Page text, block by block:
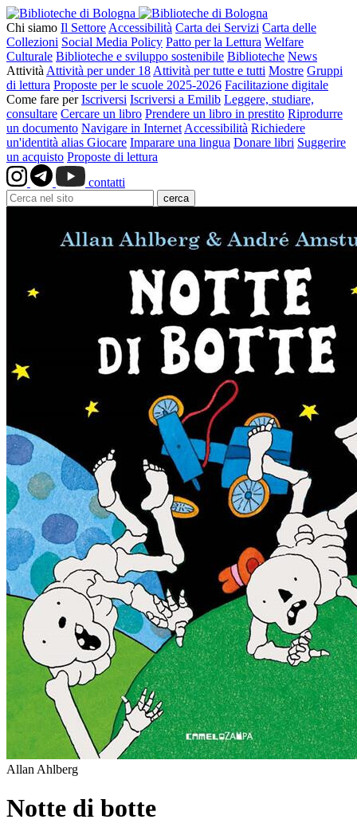
Chi siamo Il Settore Accessibilità Carta dei Servizi Carta delle
Collezioni Social Media Policy Patto per la Lettura Welfare
Culturale Biblioteche e sviluppo sostenibile Biblioteche News
Attività Attività per under 18 Attività per tutte e tutti Mostre Gruppi
di lettura Proposte per le scuole 2025-2026 Facilitazione digitale
Come fare per Iscriversi Iscriversi a Emilib Leggere, studiare,
consultare Cercare un libro Prendere un libro in prestito Riprodurre
un documento Navigare in Internet Accessibilità Richiedere
un'identità alias Giocare Imparare una lingua Donare libri Suggerire
un acquisto Proposte di lettura
contatti
cerca
Allan Ahlberg
Notte di botte